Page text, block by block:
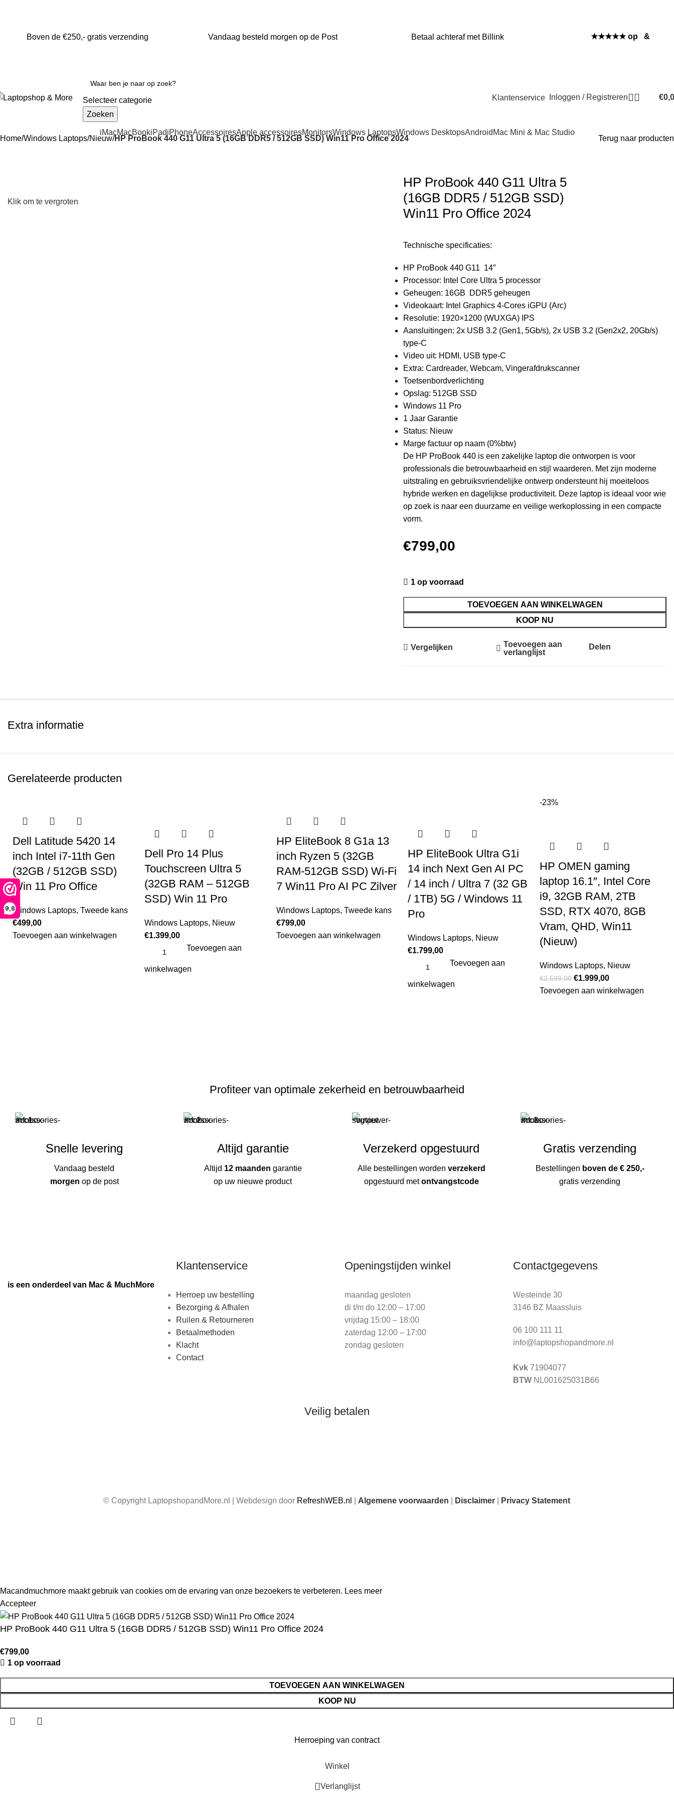
9,8
Boven de €250,- gratis verzending Vandaag besteld morgen op de Post Betaal achteraf met Billink ★★★★★ op &
Selecteer categorie
Zoeken
Klantenservice Inloggen / Registreren €
iMacMacBookiPadiPhoneAccessoiresApple accessoiresMonitorsWindows LaptopsWindows DesktopsAndroid Mac Mini & Mac Studio
Home Windows Laptops Nieuw HP ProBook 440 G11 Ultra 5 (16GB DDR5 / 512GB SSD) Win11 Pro Office 2024 Terug naar producten
Klik om te vergroten
HP ProBook 440 G11 Ultra 5
(16GB DDR5 / 512GB SSD)
Win11 Pro Office 2024
Technische specificaties:
HP ProBook 440 G11 14″
Processor: Intel Core Ultra 5 processor
Geheugen: 16GB DDR5 geheugen
Videokaart: Intel Graphics 4-Cores iGPU (Arc)
Resolutie: 1920×1200 (WUXGA) IPS
Aansluitingen: 2x USB 3.2 (Gen1, 5Gb/s), 2x USB 3.2 (Gen2x2, 20Gb/s)
type-C
Video uit: HDMI, USB type-C
Extra: Cardreader, Webcam, Vingerafdrukscanner
Toetsenbordverlichting
Opslag: 512GB SSD
Windows 11 Pro
1 Jaar Garantie
Status: Nieuw
Marge factuur op naam (0%btw)
De HP ProBook 440 is een zakelijke laptop die ontworpen is voor
professionals die betrouwbaarheid en stijl waarderen. Met zijn moderne
uitstraling en gebruiksvriendelijke ontwerp ondersteunt hij moeiteloos
hybride werken en dagelijkse productiviteit. Deze laptop is ideaal voor wie
op zoek is naar een duurzame en veilige werkoplossing in een compacte
vorm.
€799,00
1 op voorraad
TOEVOEGEN AAN WINKELWAGEN
KOOP NU
Vergelijken
Toevoegen aan
verlanglijst
Delen
Extra informatie
Gerelateerde producten
Dell Latitude 5420 14
inch Intel i7-11th Gen
(32GB / 512GB SSD)
Win 11 Pro Office
Windows Laptops, Tweede kans
€499,00
Toevoegen aan winkelwagen
Dell Pro 14 Plus
Touchscreen Ultra 5
(32GB RAM – 512GB
SSD) Win 11 Pro
Windows Laptops, Nieuw
€1.399,00
Toevoegen aan
winkelwagen
HP EliteBook 8 G1a 13
inch Ryzen 5 (32GB
RAM-512GB SSD) Wi-Fi
7 Win11 Pro AI PC Zilver
Windows Laptops, Tweede kans
€799,00
Toevoegen aan winkelwagen
HP EliteBook Ultra G1i
14 inch Next Gen AI PC
/ 14 inch / Ultra 7 (32 GB
/ 1TB) 5G / Windows 11
Pro
Windows Laptops, Nieuw
€1.799,00
Toevoegen aan
winkelwagen
-23%
HP OMEN gaming
laptop 16.1″, Intel Core
i9, 32GB RAM, 2TB
SSD, RTX 4070, 8GB
Vram, QHD, Win11
(Nieuw)
Windows Laptops, Nieuw
€2.599,00 €1.999,00
Toevoegen aan winkelwagen
Profiteer van optimale zekerheid en betrouwbaarheid
Snelle levering
Vandaag besteld
morgen op de post
Altijd garantie
Altijd 12 maanden garantie
op uw nieuwe product
Verzekerd opgestuurd
Alle bestellingen worden verzekerd
opgestuurd metontvangstcode
Gratis verzending
Bestellingen boven de € 250,-
gratis verzending
is een onderdeel van Mac & MuchMore
Klantenservice
Herroep uw bestelling
Bezorging & Afhalen
Ruilen & Retourneren
Betaalmethoden
Klacht
Contact
Openingstijden winkel
maandag gesloten
di t/m do 12:00 – 17:00
vrijdag 15:00 – 18:00
zaterdag 12:00 – 17:00
zondag gesloten
Contactgegevens
Westeinde 30
3146 BZ Maassluis
06 100 111 11
info@laptopshopandmore.nl
Kvk71904077
BTWNL001625031B66
Veilig betalen
© Copyright LaptopshopandMore.nl | Webdesign door RefreshWEB.nl Algemene voorwaarden Disclaimer Privacy Statement
Macandmuchmore maakt gebruik van cookies om de ervaring van onze bezoekers te verbeteren. Lees meer
Accepteer
HP ProBook 440 G11 Ultra 5 (16GB DDR5 / 512GB SSD) Win11 Pro Office 2024
€799,00
1 op voorraad
TOEVOEGEN AAN WINKELWAGEN
KOOP NU
Herroeping van contract
Winkel
Verlanglijst